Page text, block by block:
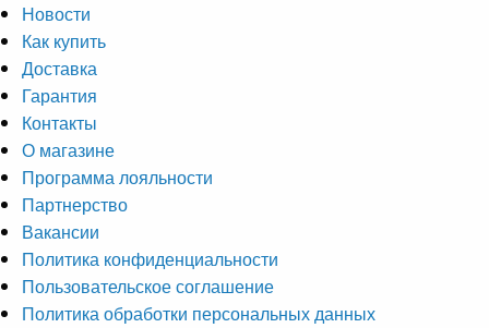
Новости
Как купить
Доставка
Гарантия
Контакты
О магазине
Программа лояльности
Партнерство
Вакансии
Политика конфиденциальности
Пользовательское соглашение
Политика обработки персональных данных